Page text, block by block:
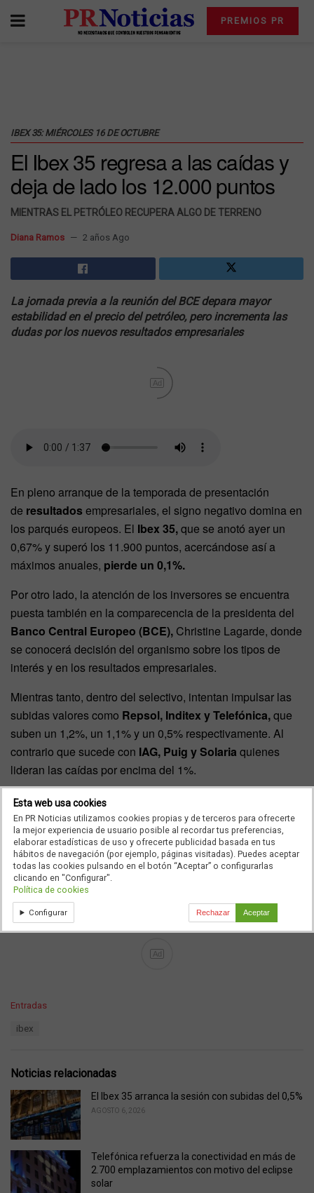
PREMIOS PR
IBEX 35: MIÉRCOLES 16 DE OCTUBRE
El Ibex 35 regresa a las caídas y
deja de lado los 12.000 puntos
MIENTRAS EL PETRÓLEO RECUPERA ALGO DE TERRENO
Diana Ramos 2 años Ago
La jornada previa a la reunión del BCE depara mayor
estabilidad en el precio del petróleo, pero incrementa las
dudas por los nuevos resultados empresariales
Ad
En pleno arranque de la temporada de presentación
de resultados empresariales, el signo negativo domina en
los parqués europeos. El Ibex 35,que se anotó ayer un
0,67% y superó los 11.900 puntos, acercándose así a
máximos anuales, pierde un 0,1%.
Por otro lado, la atención de los inversores se encuentra
puesta también en la comparecencia de la presidenta del
Banco Central Europeo (BCE), Christine Lagarde, donde
se conocerá decisión del organismo sobre los tipos de
interés y en los resultados empresariales.
Mientras tanto, dentro del selectivo, intentan impulsar las
subidas valores como Repsol, Inditex y Telefónica,que
suben un 1,2%, un 1,1% y un 0,5% respectivamente. Al
contrario que sucede con IAG, Puig y Solaria quienes
lideran las caídas por encima del 1%.
Por último, en el mercado de materias primas, la negativa
de Israel a atacar objetivos petrolíferos o nucleares de Irán
enfría la escalada y reduce las presiones inflacionistas
procedentes delpetróleo. Elbarril de Brent,desplomado
ayer un 4%, repite hoy en niveles de74 dólares.
Seguiremos infomando…
Ad
C
o
r
i
e
s
Entradas
:
ibex
Noticias relacionadas
El Ibex 35 arranca la sesión con subidas del 0,5%
AGOSTO 6, 2026
Telefónica refuerza la conectividad en más de
2.700 emplazamientos con motivo del eclipse
solar
Esta web usa cookies
En PR Noticias utilizamos cookies propias y de terceros para ofrecerte
la mejor experiencia de usuario posible al recordar tus preferencias,
elaborar estadísticas de uso y ofrecerte publicidad basada en tus
hábitos de navegación (por ejemplo, páginas visitadas). Puedes aceptar
todas las cookies pulsando en el botón “Aceptar” o configurarlas
clicando en "Configurar".
Política de cookies
Configurar Rechazar Aceptar